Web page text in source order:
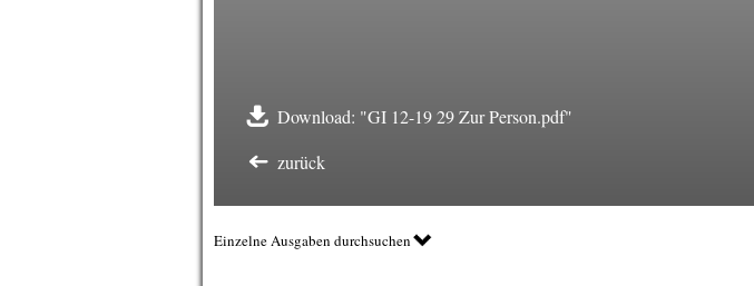
Download: "GI 12-19 29 Zur Person.pdf"
zurück
Einzelne Ausgaben durchsuchen